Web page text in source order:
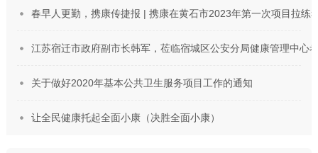
春早人更勤，携康传捷报 | 携康在黄石市2023年第一次项目拉练
江苏宿迁市政府副市长韩军，莅临宿城区公安分局健康管理中心
关于做好2020年基本公共卫生服务项目工作的通知
让全民健康托起全面小康（决胜全面小康）